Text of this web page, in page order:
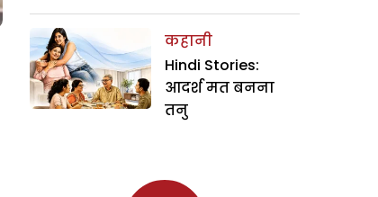
कहानी
Hindi Stories:
आदर्श मत बनना
तनु